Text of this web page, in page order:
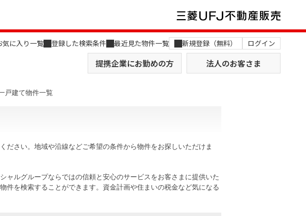
気に入り一覧 登録した検索条件 最近見た物件一覧 新規登録（無料） ログイン
提携企業にお勤めの方 法人のお客さま
す 土地を探す
AI不動産査定
役員一覧
戸建て物件一覧
さい。地域や沿線などご希望の条件から物件をお探しいただけま
ルグループならではの信頼と安心のサービスをお客さまに提供いた
件を検索することができます。資金計画や住まいの税金など気になる